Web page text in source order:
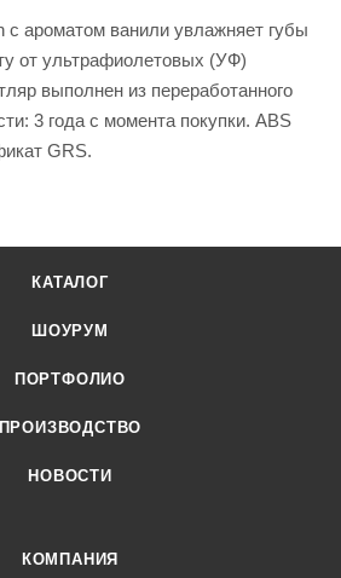
с ароматом ванили увлажняет губы
от ультрафиолетовых (УФ)
выполнен из переработанного
3 года с момента покупки. ABS
GRS.
КАТАЛОГ
ШОУРУМ
ПОРТФОЛИО
ПРОИЗВОДСТВО
НОВОСТИ
КОМПАНИЯ